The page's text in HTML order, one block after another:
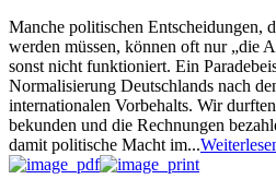
Manche politischen Entscheidungen,
werden müssen, können oft nur „die
sonst nicht funktioniert. Ein
Normalisierung Deutschlands nach
internationalen Vorbehalts. Wir
bekunden und die Rechnungen
damit politische Macht im...